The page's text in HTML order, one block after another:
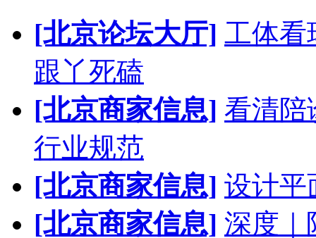
[北京论坛大厅] 工体看
跟丫死磕
[北京商家信息] 看清陪
行业规范
[北京商家信息] 设计平
[北京商家信息] 深度｜